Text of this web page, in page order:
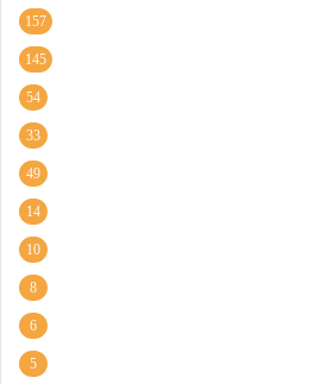
157
145
54
33
49
14
10
8
6
5